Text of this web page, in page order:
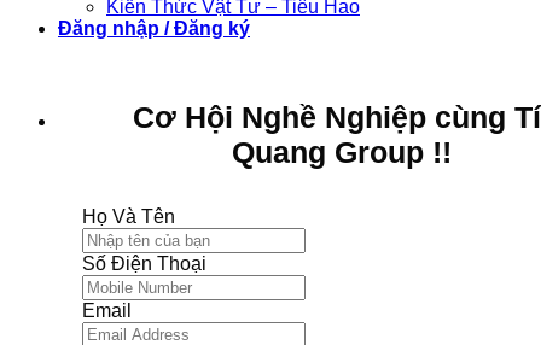
Kiến Thức Vật Tư – Tiêu Hao
Đăng nhập / Đăng ký
Cơ Hội Nghề Nghiệp cùng
Quang Group !!
Họ Và Tên
Số Điện Thoại
Email